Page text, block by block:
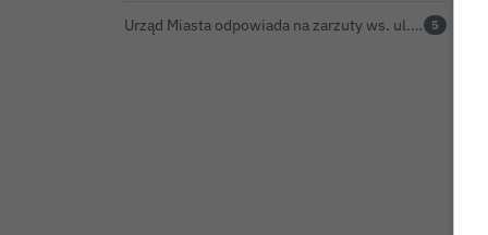
Urząd Miasta odpowiada na zarzuty ws. ul. Sokolej. „Droga spełnia wszystkie normy” 5